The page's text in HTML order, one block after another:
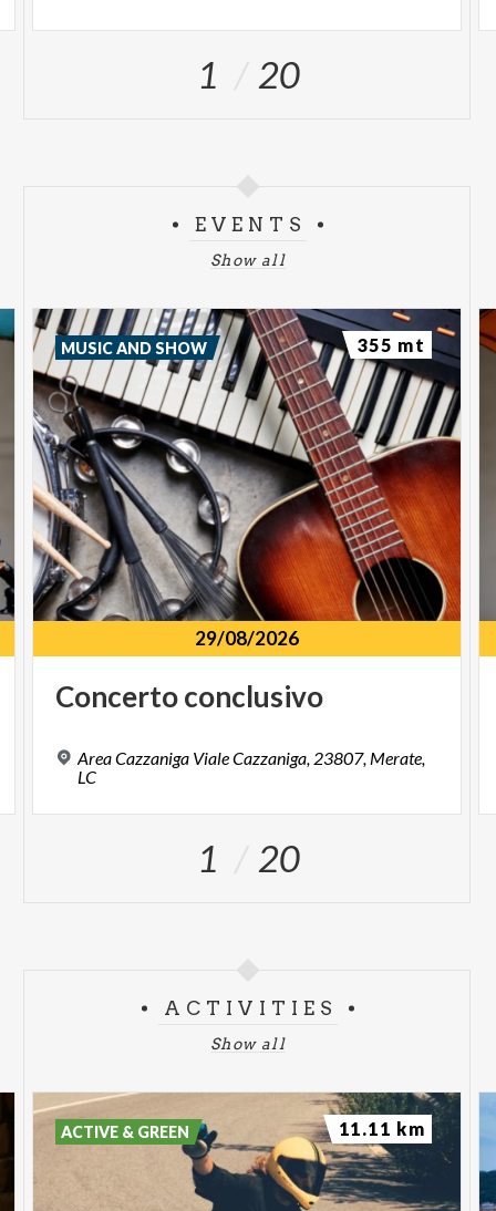
1 20
EVENTS
Show all
29/08/2026
Concertoconclusivo
Area Cazzaniga Viale Cazzaniga, 23807, Merate,
LC
MUSIC AND SHOW 355 mt
1 20
ACTIVITIES
Show all
ACTIVE & GREEN 11.11 km